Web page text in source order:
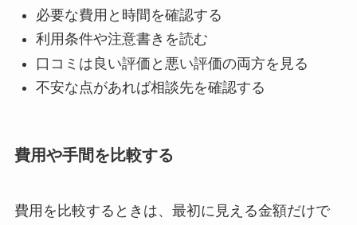
必要な費用と時間を確認する
利用条件や注意書きを読む
口コミは良い評価と悪い評価の両方を見る
不安な点があれば相談先を確認する
費用や手間を比較する
費用を比較するときは、最初に見える金額だけで